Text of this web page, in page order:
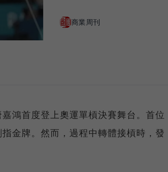
商業周刊
鴻首度登上奧運單槓決賽舞台。首位
金牌。然而，過程中轉體接槓時，發